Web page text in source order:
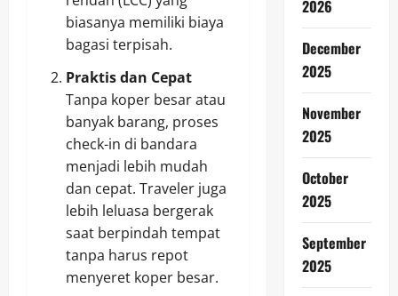
biasanya memiliki biaya
bagasi terpisah.
Praktis dan Cepat
Tanpa koper besar atau
banyak barang, proses
check-in di bandara
menjadi lebih mudah
dan cepat. Traveler juga
lebih leluasa bergerak
saat berpindah tempat
tanpa harus repot
menyeret koper besar.
2026
December
2025
November
2025
October
2025
September
2025